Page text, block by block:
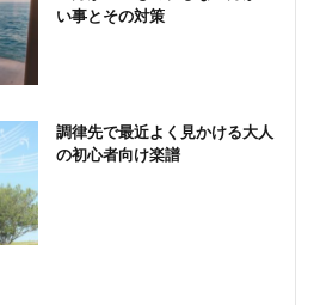
い事とその対策
調律先で最近よく見かける大人
の初心者向け楽譜